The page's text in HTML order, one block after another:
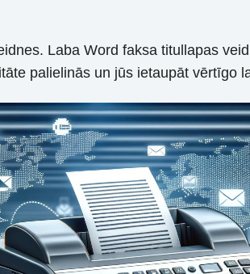
Laba Word faksa titullapas
palielinās un jūs ietaupāt vērtīgo